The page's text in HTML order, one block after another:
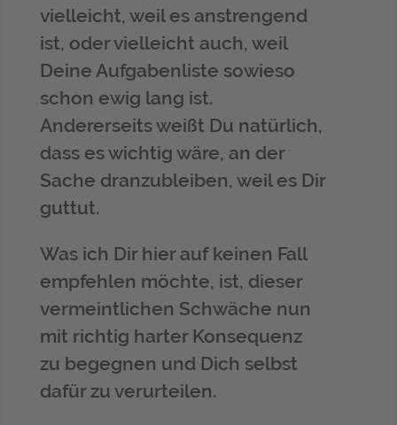
vielleicht, weil es anstrengend
ist, oder vielleicht auch, weil
Deine Aufgabenliste sowieso
schon ewig lang ist.
Andererseits weißt Du natürlich,
dass es wichtig wäre, an der
Sache dranzubleiben, weil es Dir
guttut.
Was ich Dir hier auf keinen Fall
empfehlen möchte, ist, dieser
vermeintlichen Schwäche nun
mit richtig harter Konsequenz
zu begegnen und Dich selbst
dafür zu verurteilen.